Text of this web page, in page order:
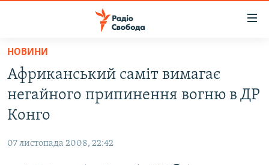
Перейти
основного
матеріалу
Перейти
до
основної
РАДІО СВОБОДА – 70 РОКІВ
ВСЕ ЗА ДОБУ
СТАТТІ
ЕКОНОМІКА
РОСІЙСЬКА «ФІЛЬТРАЦІЯ»
НОВИНИ
Африканський саміт вимагає
негайного припинення вогню в ДР
Конго
07 листопада 2008, 22:42